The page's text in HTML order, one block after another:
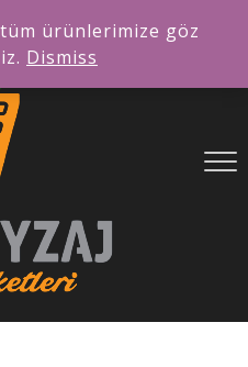
ürünlerimize göz
Dismiss